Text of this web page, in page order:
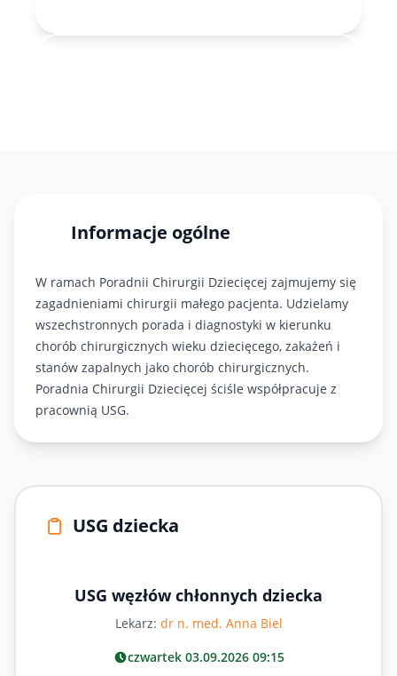
Informacje ogólne
W ramach Poradnii Chirurgii Dziecięcej zajmujemy się
zagadnieniami chirurgii małego pacjenta. Udzielamy
wszechstronnych porada i diagnostyki w kierunku
chorób chirurgicznych wieku dziecięcego, zakażeń i
stanów zapalnych jako chorób chirurgicznych.
Poradnia Chirurgii Dziecięcej ściśle współpracuje z
pracownią USG.
USG dziecka
USG węzłów chłonnych dziecka
Lekarz: dr n. med. Anna Biel
czwartek 03.09.2026 09:15